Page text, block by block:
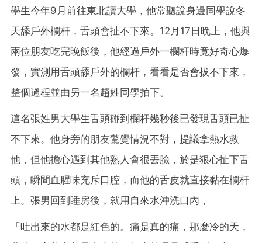
學生今年9月前往東北讀大學，他常聽說身邊同學說冬
天舔戶外欄杆，舌頭會扯不下來。12月17日晚上，他與
兩位朋友吃完晚飯後，他經過戶外一欄杆時竟好奇心爆
發，實測用舌頭舔戶外的欄杆，看看是否會拔不下來，
整個過程並由另一名趙姓同學拍下。
這名張姓男大學生舌頭碰到欄杆幾秒後已發現舌頭已扯
不下來。他身旁的朋友驚覺情況不對，提議拿熱水救
他，但他擔心遇到其他熟人會很丟臉，於是狠心扯下舌
頭，瞬間血腥味充斥口腔，而他的舌皮就直接黏在欄杆
上。張男回到睡房後，就用自來水沖洗口內，
「吐出來的水都是紅色的。痛是真的痛，那麼冷的天，